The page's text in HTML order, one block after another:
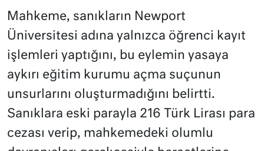
Mahkeme, sanıkların Newport
Üniversitesi adına yalnızca öğrenci kayıt
işlemleri yaptığını, bu eylemin yasaya
aykırı eğitim kurumu açma suçunun
unsurlarını oluşturmadığını belirtti.
Sanıklara eski parayla 216 Türk Lirası para
cezası verip, mahkemedeki olumlu